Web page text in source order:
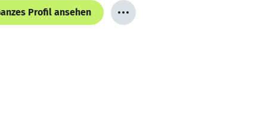
Profil ansehen